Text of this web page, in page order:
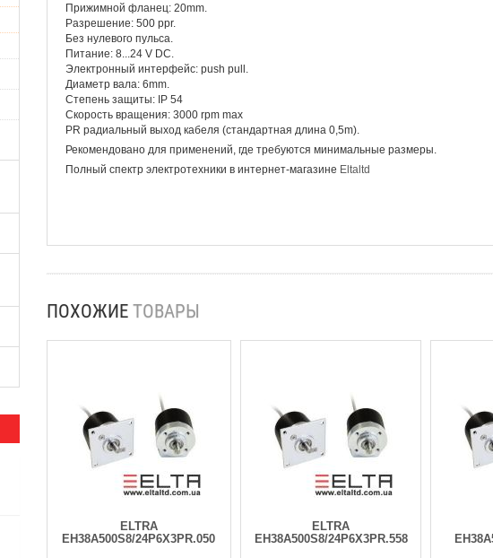
Прижимной фланец: 20mm.
Разрешение: 500 ppr.
Без нулевого пульса.
Питание: 8...24 V DC.
Электронный интерфейс: push pull.
Диаметр вала: 6mm.
Степень защиты: IP 54
Скорость вращения: 3000 rpm max
PR радиальный выход кабеля (стандартная длина 0,5m).
Рекомендовано для применений, где требуются минимальные размеры.
Полный спектр электротехники в интернет-магазине Eltaltd
ПОХОЖИЕ ТОВАРЫ
ELTRA
EH38A500S8/24P6X3PR.050
ELTRA
EH38A500S8/24P6X3PR.558